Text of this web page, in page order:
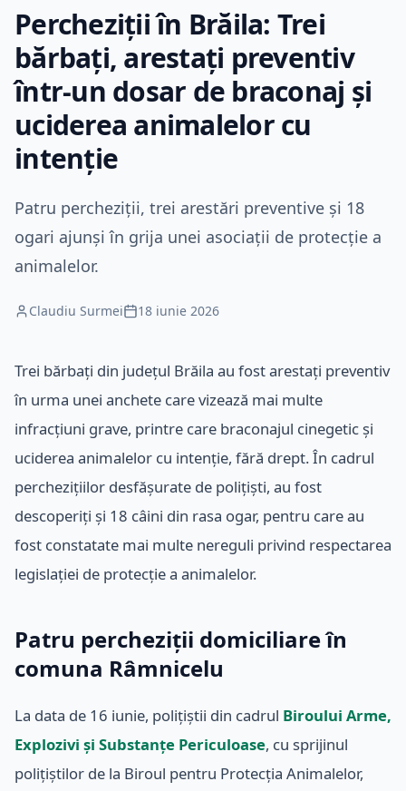
Percheziții în Brăila: Trei
bărbați, arestați preventiv
într-un dosar de braconaj și
uciderea animalelor cu
intenție
Patru percheziții, trei arestări preventive și 18
ogari ajunși în grija unei asociații de protecție a
animalelor.
Claudiu Surmei 18 iunie 2026
Trei bărbați din județul Brăila au fost arestați preventiv
în urma unei anchete care vizează mai multe
infracțiuni grave, printre care braconajul cinegetic și
uciderea animalelor cu intenție, fără drept. În cadrul
perchezițiilor desfășurate de polițiști, au fost
descoperiți și 18 câini din rasa ogar, pentru care au
fost constatate mai multe nereguli privind respectarea
legislației de protecție a animalelor.
Patru percheziții domiciliare în
comuna Râmnicelu
La data de 16 iunie, polițiștii din cadrul Biroului Arme,
Explozivi și Substanțe Periculoase, cu sprijinul
polițiștilor de la Biroul pentru Protecția Animalelor,